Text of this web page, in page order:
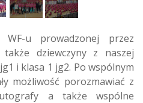
u prowadzonej przez
także dziewczyny z naszej
i klasa 1 jg2. Po wspólnym
możliwość porozmawiać z
a także wspólne